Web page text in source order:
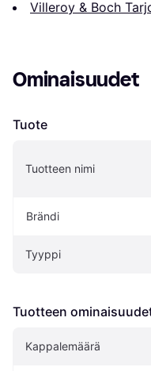
Villeroy & Boch
Ominaisuudet
Tuote
Tuotteen nimi
Brändi
Tyyppi
Tuotteen
Kappalemäärä